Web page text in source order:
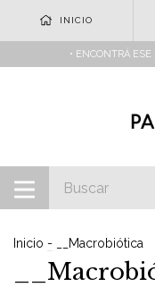
INICIO
• ENCONTRÁ
Inicio - __Macrobiótica